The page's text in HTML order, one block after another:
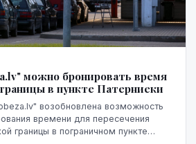
можно бронировать время
в пункте Патерниеки
возобновлена возможность
времени для пересечения
границы в пограничном пункте